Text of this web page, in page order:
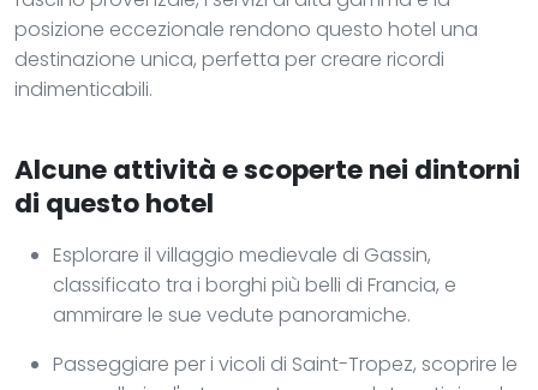
posizione eccezionale rendono questo hotel una
destinazione unica, perfetta per creare ricordi
indimenticabili.
Alcune attività e scoperte nei dintorni
di questo hotel
Esplorare il villaggio medievale di Gassin,
classificato tra i borghi più belli di Francia, e
ammirare le sue vedute panoramiche.
Passeggiare per i vicoli di Saint-Tropez, scoprire le